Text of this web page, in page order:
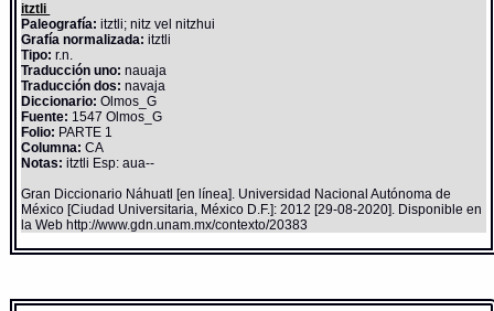
itztli
Paleografía: itztli; nitz vel nitzhui
Grafía normalizada: itztli
Tipo: r.n.
Traducción uno: nauaja
Traducción dos: navaja
Diccionario:Olmos_G
Fuente: 1547 Olmos_G
Folio: PARTE 1
Columna: CA
Notas: itztli Esp: aua--
Gran Diccionario Náhuatl [en línea]. Universidad Nacional Autónoma de
México [Ciudad Universitaria, México D.F.]: 2012 [29-08-2020]. Disponible en
la Web http://www.gdn.unam.mx/contexto/20383